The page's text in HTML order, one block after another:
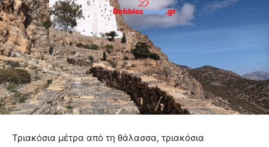
Τριακόσια μέτρα από τη θάλασσα, τριακόσια